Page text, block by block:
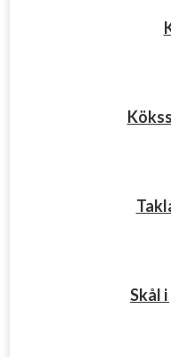
Skål